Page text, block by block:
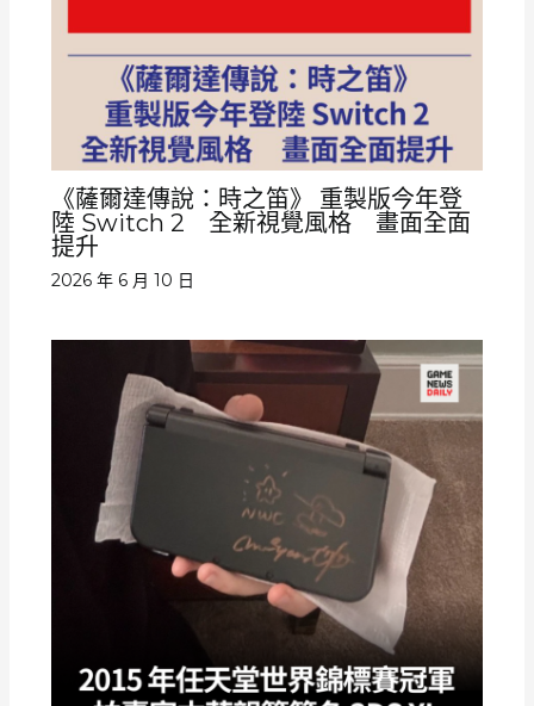
《薩爾達傳說：時之笛》 重製版今年登
陸 Switch 2 全新視覺風格 畫面全面
提升
2026 年 6 月 10 日